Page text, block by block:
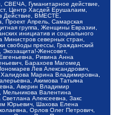
Гуманитарное действие,
Центр Хасдей Ерушалаим,
Действие, ВМЕСТЕ,
Проект Апрель, Самарская
группа, Женщины Евразии,
инициатив и социального
северных стран,
свободы прессы, Гражданский
Женсовет,
Ривина Анна
Барахоев Магомед
Лев Александрович,
Марина Владимировна,
Акимова Татьяна
Аверин Владимир
Валентина
Алексеевна, Закс
Юрьевич, Шахова Елена
Орлов Олег Петрович,